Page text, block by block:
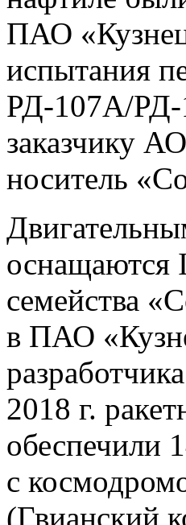
ПАО
испытания
РД-107А/РД-
заказчику
носитель
оснащаются
семейства
в ПАО
2018 г.
обеспечили
с
(Гвианский